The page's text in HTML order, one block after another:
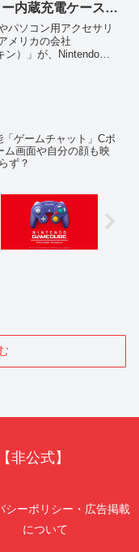
内蔵充電ケースも
パソコン用アクセサリ
メリカの会社
ン）」が、Nintendo
ゲームチャット」Cボ
ム画面や自分の顔も映
ず？
非公式】
シーポリシー・広告掲載
について